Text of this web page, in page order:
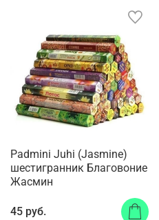
Padmini Juhi (Jasmine)
шестигранник Благовоние
Жасмин
45 руб.